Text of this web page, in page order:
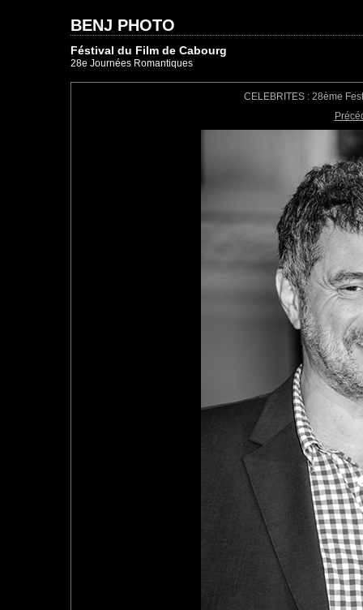
BENJ PHOTO
Féstival du Film de Cabourg
28e Journées Romantiques
CELEBRITES : 28ème